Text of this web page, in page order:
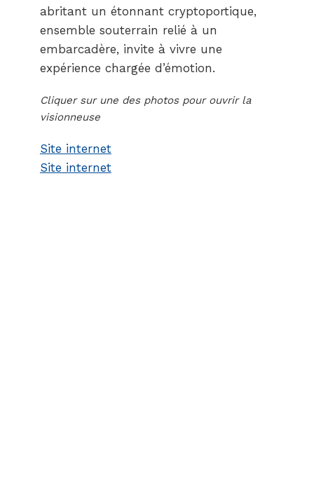
abritant un étonnant cryptoportique,
ensemble souterrain relié à un
embarcadère, invite à vivre une
expérience chargée d’émotion.
Cliquer sur une des photos pour ouvrir la
visionneuse
Site internet
Site internet